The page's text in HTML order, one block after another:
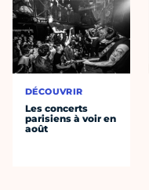
DÉCOUVRIR
Les concerts
parisiens à voir en
août